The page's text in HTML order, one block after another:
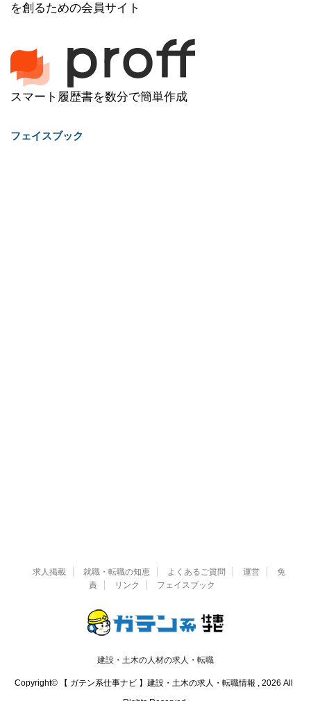
を創るための会員サイト
スマート履歴書を数分で簡単作成
フェイスブック
求人掲載 就職・転職の知恵 よくあるご質問 運営
免
責
リンク フェイスブック
建設・土木の人材の求人・転職
Copyright© 【 ガテン系仕事ナビ 】建設・土木の求人・転職情報 , 2026 All